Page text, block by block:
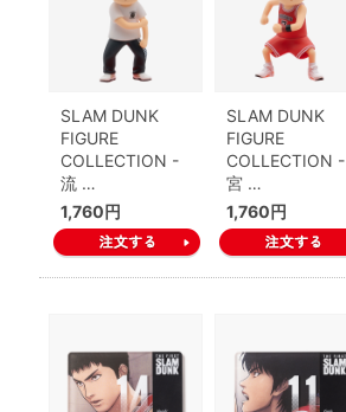
SLAM DUNK
FIGURE
COLLECTION -
流 …
1,760円
SLAM DUNK
FIGURE
COLLECTION -
宮 …
1,760円